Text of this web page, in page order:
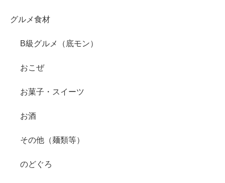
グルメ食材
B級グルメ（底モン）
おこぜ
お菓子・スイーツ
お酒
その他（麺類等）
のどぐろ